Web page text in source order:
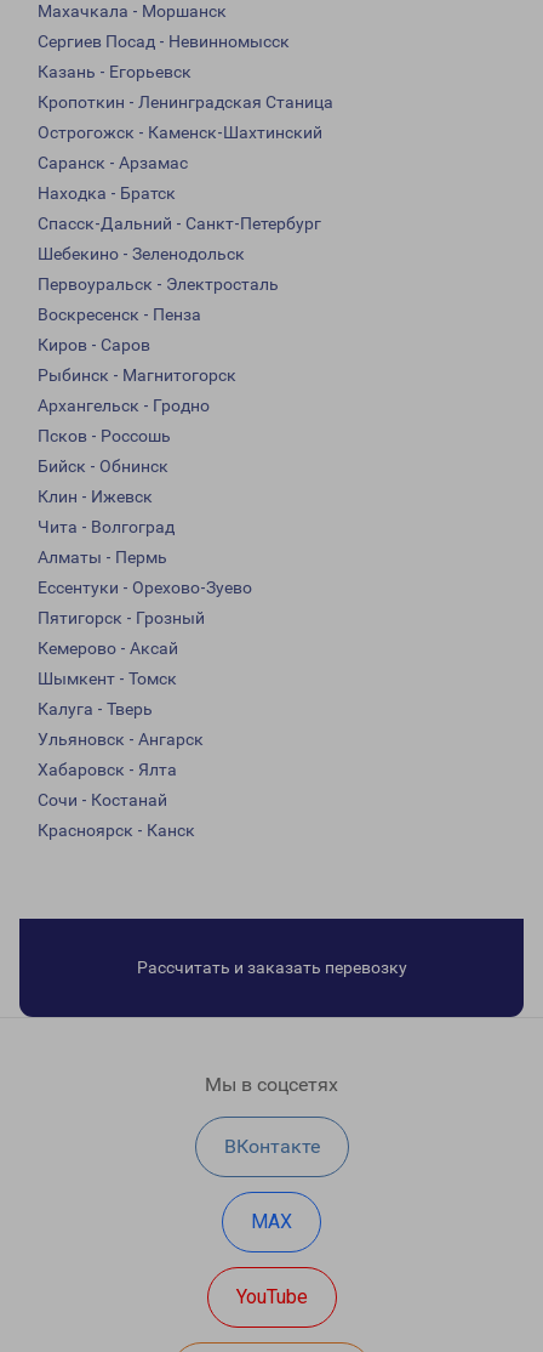
Махачкала - Моршанск
Сергиев Посад - Невинномысск
Казань - Егорьевск
Кропоткин - Ленинградская Станица
Острогожск - Каменск-Шахтинский
Саранск - Арзамас
Находка - Братск
Спасск-Дальний - Санкт-Петербург
Шебекино - Зеленодольск
Первоуральск - Электросталь
Воскресенск - Пенза
Киров - Саров
Рыбинск - Магнитогорск
Архангельск - Гродно
Псков - Россошь
Бийск - Обнинск
Клин - Ижевск
Чита - Волгоград
Алматы - Пермь
Ессентуки - Орехово-Зуево
Пятигорск - Грозный
Кемерово - Аксай
Шымкент - Томск
Калуга - Тверь
Ульяновск - Ангарск
Хабаровск - Ялта
Сочи - Костанай
Красноярск - Канск
Рассчитать и заказать перевозку
Мы в соцсетях
ВКонтакте
MAX
YouTube